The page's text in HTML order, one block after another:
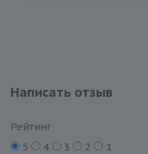
Написать отзыв
Рейтинг
5
4 3 2 1